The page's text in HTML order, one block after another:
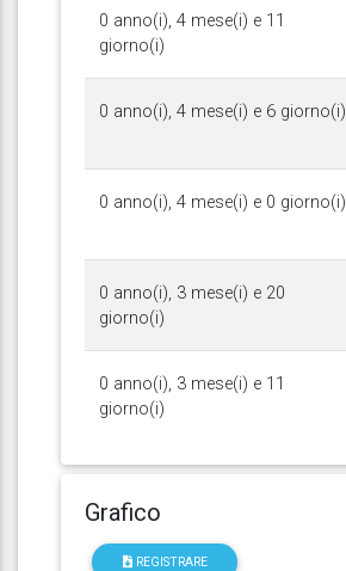
0 anno(i), 4 mese(i) e 11
giorno(i)
0 anno(i), 4 mese(i) e 6 giorno(i)
0 anno(i), 4 mese(i) e 0 giorno(i)
0 anno(i), 3 mese(i) e 20
giorno(i)
0 anno(i), 3 mese(i) e 11
giorno(i)
Grafico
REGISTRARE